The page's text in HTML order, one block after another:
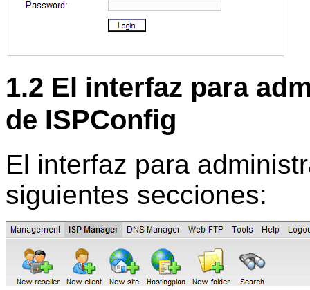
1.2 El interfaz para
de ISPConfig
El interfaz para
siguientes secciones: